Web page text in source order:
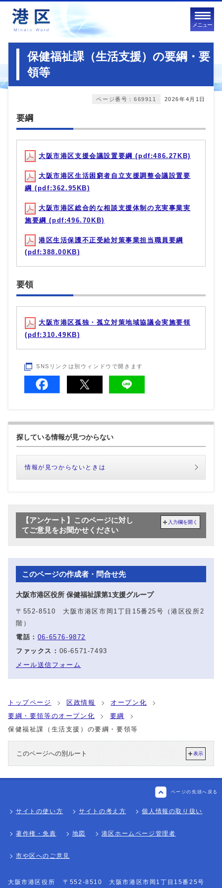
メニュー
保健福祉課（生活支援）の要綱・要
領等
2026年4月1日
ページ番号：669911
要綱
大阪市港区支援会議設置要綱 (pdf:486.27KB)
大阪市港区生活困窮者自立支援調整会議設置要
綱 (pdf:362.95KB)
大阪市港区総合的な相談支援体制の充実事業実
施要綱 (pdf:496.70KB)
港区生活保護不正受給対策事業担当職員要綱
(pdf:388.00KB)
要領
大阪市港区孤独・孤立対策地域協議会実施要領
(pdf:310.49KB)
SNSリンクは別ウィンドウで開きます
探している情報が見つからない
情報が見つからないときは
【アンケート】このページに対し
てご意見をお聞かせください
入力欄を開く
このページの作成者・問合せ先
大阪市港区役所 保健福祉課第1支援グループ
〒552-8510 大阪市港区市岡1丁目15番25号（港区役所2
階）
電話： 06-6576-9872
ファックス： 06-6571-7493
メール送信フォーム
トップページ 区政情報
オープン化
要綱・要領等のオープン化
要綱
保健福祉課（生活支援）の要綱・要領等
このページへの別ルート 表示
ページの先頭へ戻る
サイトの使い方 サイトの考え方 個人情報の取り扱い
著作権・免責 地図 港区ホームページ管理者
市や区へのご意見
大阪市港区役所 〒552-8510 大阪市港区市岡1丁目15番25号